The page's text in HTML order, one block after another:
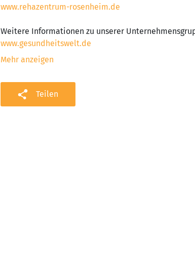
www.rehazentrum-rosenheim.de
Weitere Informationen zu unserer
www.gesundheitswelt.de
Mehr anzeigen
Teilen